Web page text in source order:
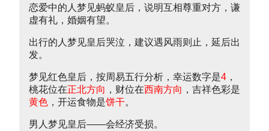
恋爱中的人梦见蚂蚁皇后，说明互相尊重对方，谦
虚有礼，婚姻有望。
出行的人梦见皇后哭泣，建议遇风雨则止，延后出
发。
梦见红色皇后，按周易五行分析，幸运数字是4 ，
桃花位在正北方向 ，财位在西南方向 ，吉祥色彩是
黄色 ，开运食物是饼干。
男人梦见皇后——会经济受损。